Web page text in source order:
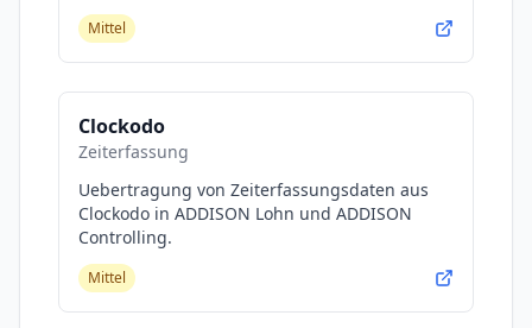
Mittel
Clockodo
Zeiterfassung
Uebertragung von Zeiterfassungsdaten aus
Clockodo in ADDISON Lohn und ADDISON
Controlling.
Mittel